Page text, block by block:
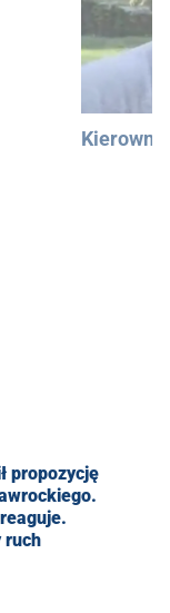
propozycję
ruch